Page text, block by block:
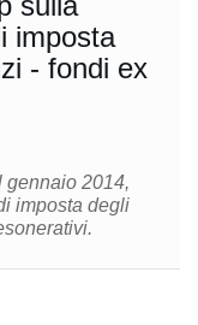
- fondi ex
gennaio 2014,
imposta degli